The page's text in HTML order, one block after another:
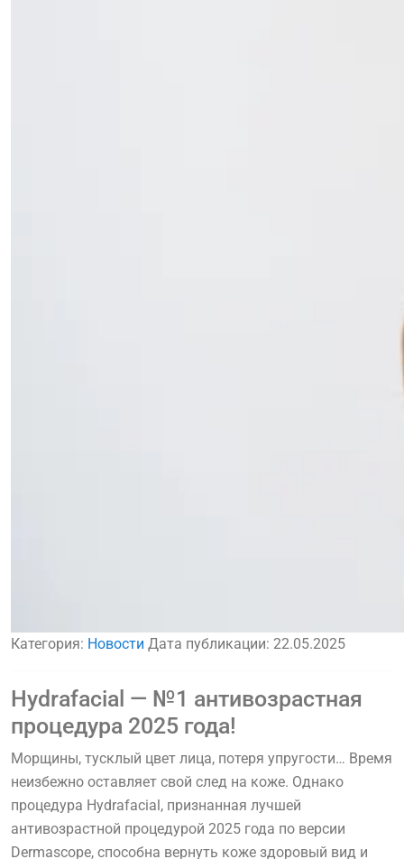
Категория: Новости Дата публикации: 22.05.2025
Hydrafacial — №1 антивозрастная
процедура 2025 года!
Морщины, тусклый цвет лица, потеря упругости… Время
неизбежно оставляет свой след на коже. Однако
процедура Hydrafacial, признанная лучшей
антивозрастной процедурой 2025 года по версии
Dermascope, способна вернуть коже здоровый вид и